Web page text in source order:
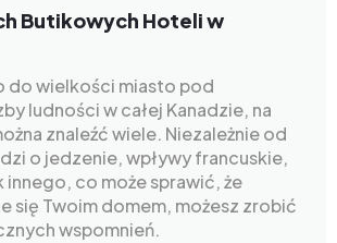
Butikowych Hoteli w
do wielkości miasto pod
ludności w całej Kanadzie, na
znaleźć wiele. Niezależnie od
o jedzenie, wpływy francuskie,
co może sprawić, że
się Twoim domem, możesz zrobić
wspomnień.